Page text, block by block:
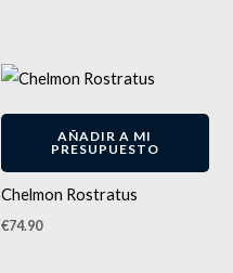
AÑADIR A MI
PRESUPUESTO
Chelmon Rostratus
€74.90